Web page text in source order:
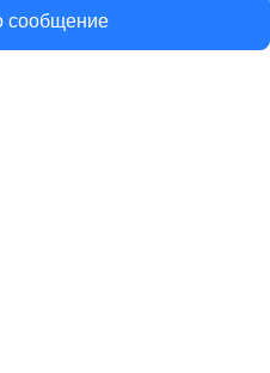
сообщение